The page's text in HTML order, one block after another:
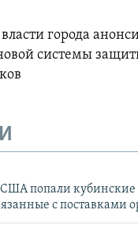
города
системы
попали кубинские
с поставками